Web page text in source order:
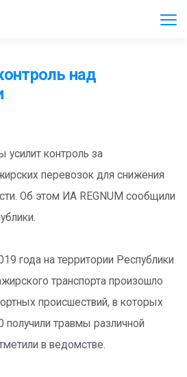
над
усилит контроль за
перевозок для снижения
Об этом ИА REGNUM сообщили
года на территории Республики
транспорта произошло
происшествий, в которых
получили травмы различной
в ведомстве.